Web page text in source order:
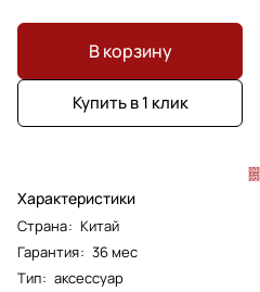
В корзину
Купить в 1 клик
Характеристики
Страна: Китай
Гарантия: 36 мес
Тип: аксессуар